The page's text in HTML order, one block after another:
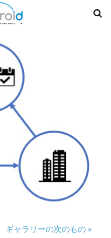
ギャラリーの次のもの »